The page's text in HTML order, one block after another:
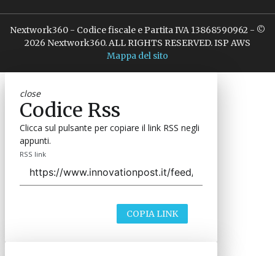
Nextwork360 - Codice fiscale e Partita IVA 13868590962 - ©
2026 Nextwork360. ALL RIGHTS RESERVED. ISP AWS
Mappa del sito
close
Codice Rss
Clicca sul pulsante per copiare il link RSS negli
appunti.
RSS link
COPIA LINK